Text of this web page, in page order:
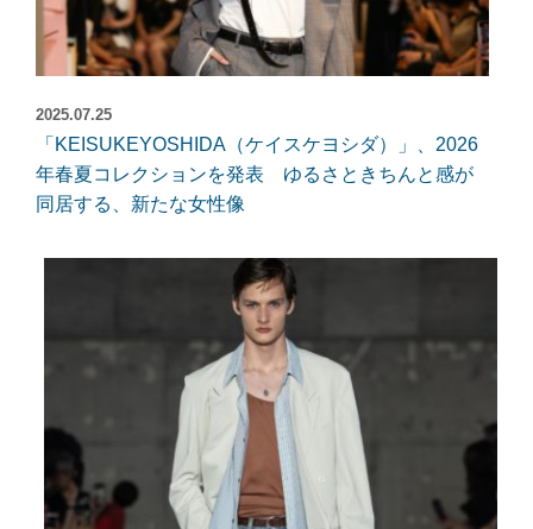
2025.07.25
「KEISUKEYOSHIDA（ケイスケヨシダ）」、2026
年春夏コレクションを発表 ゆるさときちんと感が
同居する、新たな女性像